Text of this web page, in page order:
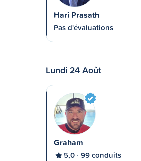
Hari Prasath
Pas d'évaluations
Lundi 24 Août
Graham
5,0 99 conduits